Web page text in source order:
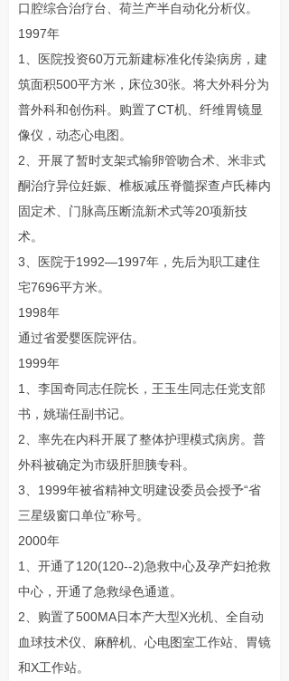
口腔综合治疗台、荷兰产半自动化分析仪。
1997年
1、医院投资60万元新建标准化传染病房，建
筑面积500平方米，床位30张。将大外科分为
普外科和创伤科。购置了CT机、纤维胃镜显
像仪，动态心电图。
2、开展了暂时支架式输卵管吻合术、米非式
酮治疗异位妊娠、椎板减压脊髓探查卢氏棒内
固定术、门脉高压断流新术式等20项新技
术。
3、医院于1992—1997年，先后为职工建住
宅7696平方米。
1998年
通过省爱婴医院评估。
1999年
1、李国奇同志任院长，王玉生同志任党支部
书，姚瑞任副书记。
2、率先在内科开展了整体护理模式病房。普
外科被确定为市级肝胆胰专科。
3、1999年被省精神文明建设委员会授予“省
三星级窗口单位”称号。
2000年
1、开通了120(120--2)急救中心及孕产妇抢救
中心，开通了急救绿色通道。
2、购置了500MA日本产大型X光机、全自动
血球技术仪、麻醉机、心电图室工作站、胃镜
和X工作站。